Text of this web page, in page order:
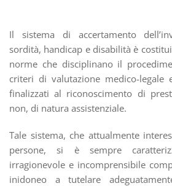
Il sistema di accertamento
sordità, handicap e disabilità è
norme che disciplinano il
criteri di valutazione medico-legale
finalizzati al riconoscimento di
non, di natura assistenziale.
Tale sistema, che attualmente
persone, si è sempre
irragionevole e incomprensibile
inidoneo a tutelare